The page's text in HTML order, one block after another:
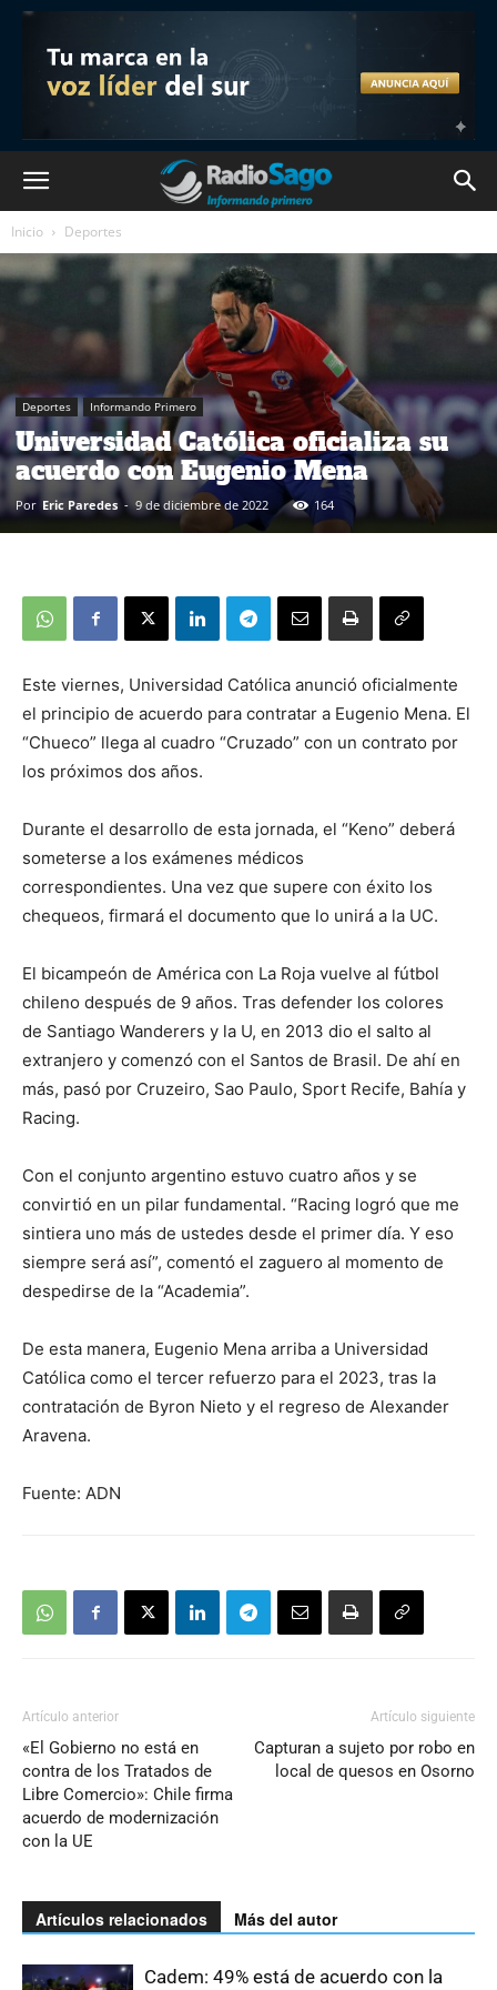
Inicio Deportes
Deportes Informando Primero
Universidad Católica oficializa su
acuerdo con Eugenio Mena
Por Eric Paredes - 9 de diciembre de 2022 164
Este viernes, Universidad Católica anunció oficialmente
el principio de acuerdo para contratar a Eugenio Mena. El
“Chueco” llega al cuadro “Cruzado” con un contrato por
los próximos dos años.
Durante el desarrollo de esta jornada, el “Keno” deberá
someterse a los exámenes médicos
correspondientes. Una vez que supere con éxito los
chequeos, firmará el documento que lo unirá a la UC.
El bicampeón de América con La Roja vuelve al fútbol
chileno después de 9 años. Tras defender los colores
de Santiago Wanderers y la U, en 2013 dio el salto al
extranjero y comenzó con el Santos de Brasil. De ahí en
más, pasó por Cruzeiro, Sao Paulo, Sport Recife, Bahía y
Racing.
Con el conjunto argentino estuvo cuatro años y se
convirtió en un pilar fundamental. “Racing logró que me
sintiera uno más de ustedes desde el primer día. Y eso
siempre será así”, comentó el zaguero al momento de
despedirse de la “Academia”.
De esta manera, Eugenio Mena arriba a Universidad
Católica como el tercer refuerzo para el 2023, tras la
contratación de Byron Nieto y el regreso de Alexander
Aravena.
Fuente: ADN
Artículo anterior
«El Gobierno no está en
contra de los Tratados de
Libre Comercio»: Chile firma
acuerdo de modernización
con la UE
Artículo siguiente
Capturan a sujeto por robo en
local de quesos en Osorno
Artículos relacionados Más del autor
Cadem: 49% está de acuerdo con la